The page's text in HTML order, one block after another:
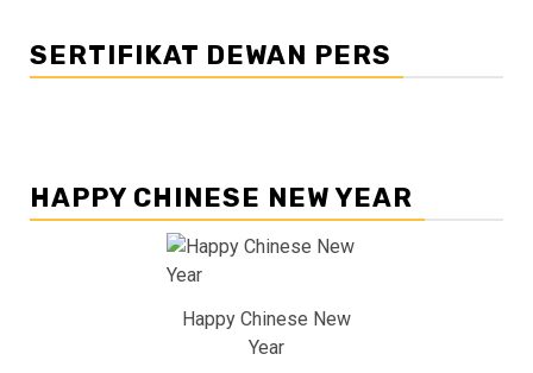
SERTIFIKAT DEWAN PERS
HAPPY CHINESE NEW YEAR
Happy Chinese New
Year